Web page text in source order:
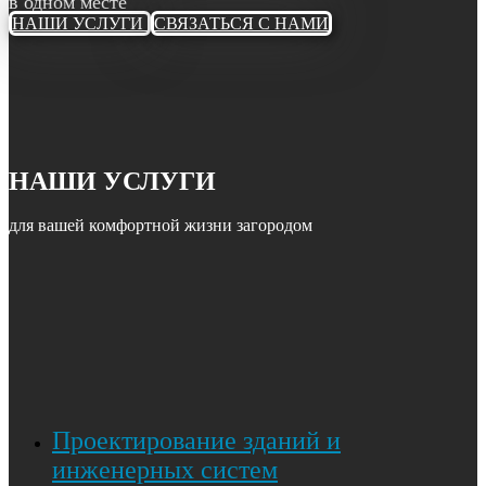
НАШИ УСЛУГИ СВЯЗАТЬСЯ С НАМИ
НАШИ УСЛУГИ
для вашей комфортной жизни загородом
Проектирование зданий и
инженерных систем